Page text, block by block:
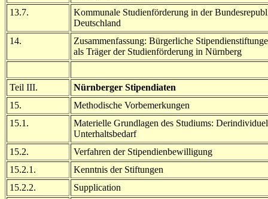
13.7.
Kommunale Studienförderung in der
Deutschland
14.
Zusammenfassung: Bürgerliche
als Träger der Studienförderung in Nürnberg
Teil III.
Nürnberger Stipendiaten
15.
Methodische Vorbemerkungen
15.1.
Materielle Grundlagen des Studiums:
Unterhaltsbedarf
15.2.
Verfahren der Stipendienbewilligung
15.2.1.
Kenntnis der Stiftungen
15.2.2.
Supplication